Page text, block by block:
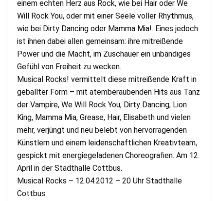
einem echten Herz aus Rock, wie bei Hair oder We
Will Rock You, oder mit einer Seele voller Rhythmus,
wie bei Dirty Dancing oder Mamma Mia!. Eines jedoch
ist ihnen dabei allen gemeinsam: ihre mitreißende
Power und die Macht, im Zuschauer ein unbändiges
Gefühl von Freiheit zu wecken.
Musical Rocks! vermittelt diese mitreißende Kraft in
geballter Form – mit atemberaubenden Hits aus Tanz
der Vampire, We Will Rock You, Dirty Dancing, Lion
King, Mamma Mia, Grease, Hair, Elisabeth und vielen
mehr, verjüngt und neu belebt von hervorragenden
Künstlern und einem leidenschaftlichen Kreativteam,
gespickt mit energiegeladenen Choreografien. Am 12.
April in der Stadthalle Cottbus.
Musical Rocks – 12.04.2012 – 20 Uhr Stadthalle
Cottbus